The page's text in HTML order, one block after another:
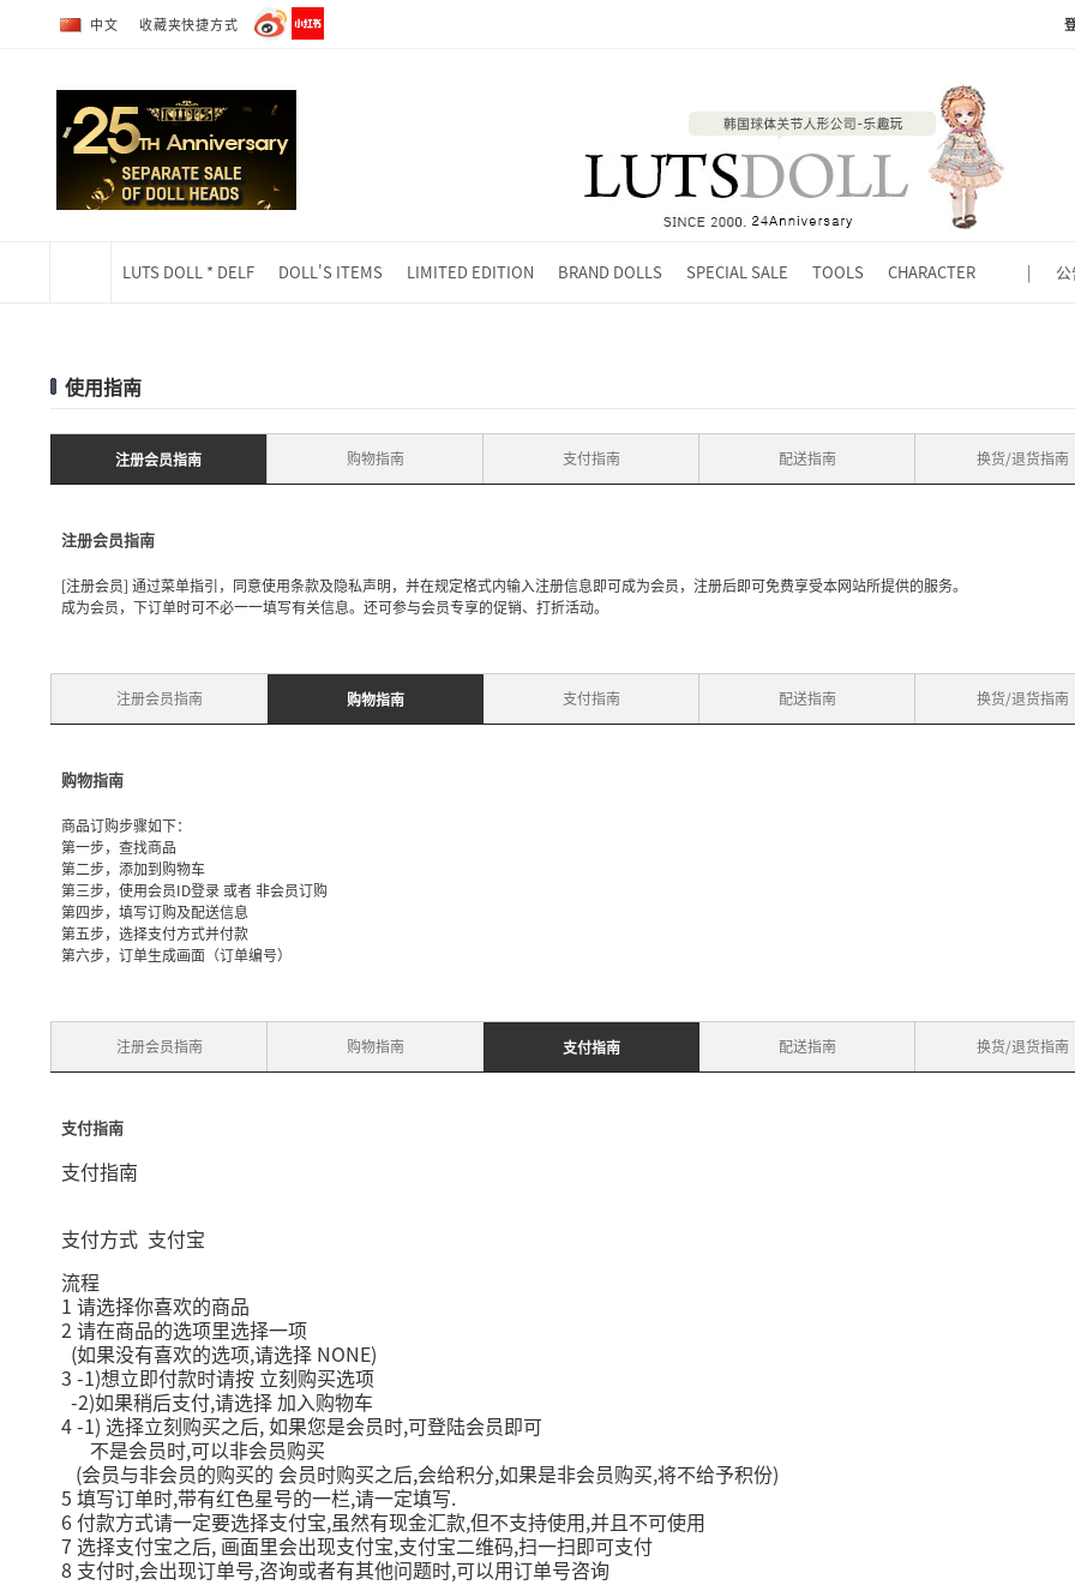
中文 收藏夹快捷方式
LUTS DOLL * DELF DOLL'S ITEMS LIMITED EDITION BRAND DOLLS SPECIAL SALE TOOLS CHARACTER |
使用指南
注册会员指南 购物指南 支付指南 配送指南 换货/退货指南
注册会员指南
[注册会员] 通过菜单指引，同意使用条款及隐私声明，并在规定格式内输入注册信息即可成为会员，注册后即可免费享受本网站所提供的服务。
成为会员，下订单时可不必一一填写有关信息。还可参与会员专享的促销、打折活动。
注册会员指南 购物指南 支付指南 配送指南 换货/退货指南
购物指南
商品订购步骤如下：
第一步，查找商品
第二步，添加到购物车
第三步，使用会员ID登录 或者 非会员订购
第四步，填写订购及配送信息
第五步，选择支付方式并付款
第六步，订单生成画面（订单编号）
注册会员指南 购物指南 支付指南 配送指南 换货/退货指南
支付指南
支付指南
支付方式 支付宝
流程
1 请选择你喜欢的商品
2 请在商品的选项里选择一项
(如果没有喜欢的选项,请选择 NONE)
3 -1)想立即付款时请按 立刻购买选项
-2)如果稍后支付,请选择 加入购物车
4 -1) 选择立刻购买之后, 如果您是会员时,可登陆会员即可
不是会员时,可以非会员购买
(会员与非会员的购买的 会员时购买之后,会给积分,如果是非会员购买,将不给予积份)
5 填写订单时,带有红色星号的一栏,请一定填写.
6 付款方式请一定要选择支付宝,虽然有现金汇款,但不支持使用 ,并且不可使用
7 选择支付宝之后, 画面里会出现支付宝,支付宝二维码,扫一扫即可支付
8 支付时,会出现订单号,咨询或者有其他问题时,可以用订单号咨询